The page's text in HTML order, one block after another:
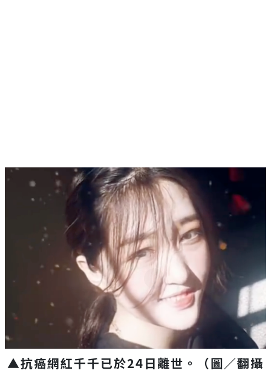
▲抗癌網紅千千已於24日離世。（圖／翻攝